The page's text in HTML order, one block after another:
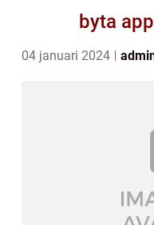
byta
04 januari 2024